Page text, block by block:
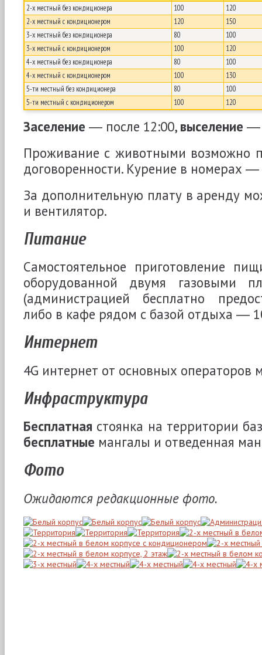
2-х местный без кондиционера
100
120
2-х местный с кондиционером
120
150
3-х местный без кондиционера
80
100
3-х местный с кондиционером
100
120
4-х местный без кондиционера
80
100
4-х местный с кондиционером
100
130
5-ти местный без кондиционера
80
100
5-ти местный с кондиционером
100 120
Заселение ― после 12:00, выселение ―
Проживание с животными возможно
договоренности. Курение в номерах ―
За дополнительную плату в аренду
и вентилятор.
Питание
Самостоятельное приготовление
оборудованной двумя газовыми
(администрацией бесплатно
либо в кафе рядом с базой отдыха ―
Интернет
4G интернет от основных операторов
Инфраструктура
Бесплатная стоянка на территории
бесплатные мангалы и отведенная
Фото
Ожидаются редакционные фото.